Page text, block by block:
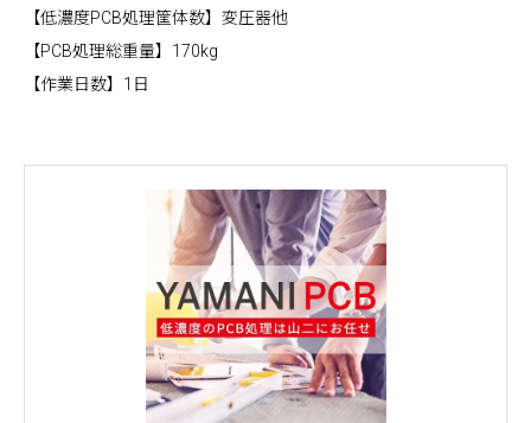
【低濃度PCB処理筐体数】変圧器他
【PCB処理総重量】170kg
【作業日数】1日